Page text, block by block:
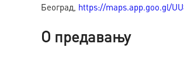
Београд, https://maps.app.goo.gl/
О предавању